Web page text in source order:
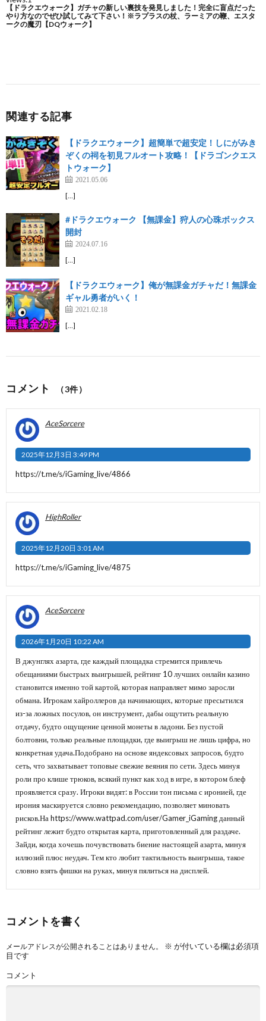
関連する記事
【ドラクエウォーク】超簡単で超安定！しにがみき
ぞくの祠を初見フルオート攻略！【ドラゴンクエス
トウォーク】
2021.05.06
[…]
#ドラクエウォーク 【無課金】狩人の心珠ボックス
開封
2024.07.16
[…]
【ドラクエウォーク】俺が無課金ガチャだ！無課金
ギャル勇者がいく！
2021.02.18
[…]
コメント （3件）
AceSorcere
2025年12月3日 3:49 PM
https://t.me/s/iGaming_live/4866
HighRoller
2025年12月20日 3:01 AM
https://t.me/s/iGaming_live/4875
AceSorcere
2026年1月20日 10:22 AM
В джунглях азарта, где каждый площадка стремится привлечь
обещаниями быстрых выигрышей, рейтинг 10 лучших онлайн казино
становится именно той картой, которая направляет мимо заросли
обмана. Игрокам хайроллеров да начинающих, которые пресытился
из-за ложных посулов, он инструмент, дабы ощутить реальную
отдачу, будто ощущение ценной монеты в ладони. Без пустой
болтовни, только реальные площадки, где выигрыш не лишь цифра, но
конкретная удача.Подобрано на основе яндексовых запросов, будто
сеть, что захватывает топовые свежие веяния по сети. Здесь минуя
роли про клише трюков, всякий пункт как ход в игре, в котором блеф
проявляется сразу. Игроки видят: в России тон письма с иронией, где
ирония маскируется словно рекомендацию, позволяет миновать
рисков.На https://www.wattpad.com/user/Gamer_iGaming данный
рейтинг лежит будто открытая карта, приготовленный для раздаче.
Зайди, когда хочешь почувствовать биение настоящей азарта, минуя
иллюзий плюс неудач. Тем кто любит тактильность выигрыша, такое
словно взять фишки на руках, минуя пялиться на дисплей.
コメントを書く
メールアドレスが公開されることはありません。 ※ が付いている欄は必須項
目です
コメント